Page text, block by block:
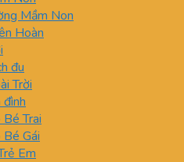
Mầm Non
Hoàn
đu
Trời
Trai
Gái
Em